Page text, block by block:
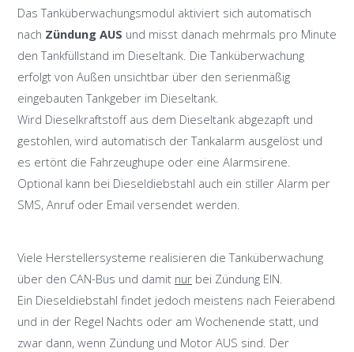
Das Tanküberwachungsmodul aktiviert sich automatisch
nach Zündung AUS und misst danach mehrmals pro Minute
den Tankfüllstand im Dieseltank. Die Tanküberwachung
erfolgt von Außen unsichtbar über den serienmäßig
eingebauten Tankgeber im Dieseltank.
Wird Dieselkraftstoff aus dem Dieseltank abgezapft und
gestohlen, wird automatisch der Tankalarm ausgelöst und
es ertönt die Fahrzeughupe oder eine Alarmsirene.
Optional kann bei Dieseldiebstahl auch ein stiller Alarm per
SMS, Anruf oder Email versendet werden.
Viele Herstellersysteme realisieren die Tanküberwachung
über den CAN-Bus und damit nur bei Zündung EIN.
Ein Dieseldiebstahl findet jedoch meistens nach Feierabend
und in der Regel Nachts oder am Wochenende statt, und
zwar dann, wenn Zündung und Motor AUS sind. Der